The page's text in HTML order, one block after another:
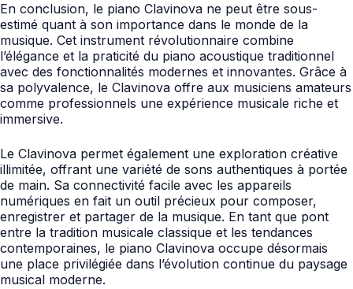
En conclusion, le piano Clavinova ne peut être sous-
estimé quant à son importance dans le monde de la
musique. Cet instrument révolutionnaire combine
l’élégance et la praticité du piano acoustique traditionnel
avec des fonctionnalités modernes et innovantes. Grâce à
sa polyvalence, le Clavinova offre aux musiciens amateurs
comme professionnels une expérience musicale riche et
immersive.
Le Clavinova permet également une exploration créative
illimitée, offrant une variété de sons authentiques à portée
de main. Sa connectivité facile avec les appareils
numériques en fait un outil précieux pour composer,
enregistrer et partager de la musique. En tant que pont
entre la tradition musicale classique et les tendances
contemporaines, le piano Clavinova occupe désormais
une place privilégiée dans l’évolution continue du paysage
musical moderne.